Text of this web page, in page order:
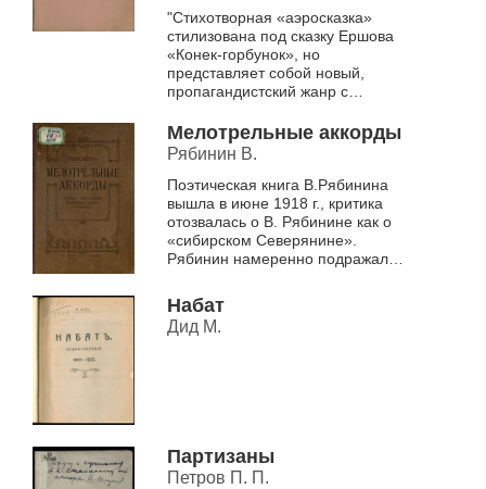
"Стихотворная «аэросказка»
стилизована под сказку Ершова
«Конек-горбунок», но
представляет собой новый,
пропагандистский жанр с
Кручины Иван-дурак из села
Большой Изъ...
Мелотрельные аккорды
Рябинин В.
Поэтическая книга В.Рябинина
вышла в июне 1918 г., критика
отозвалась о В. Рябинине как о
«сибирском Северянине».
Рябинин намеренно подражал
пародировал северянинский
стиль &...
Набат
Дид М.
Партизаны
Петров П. П.